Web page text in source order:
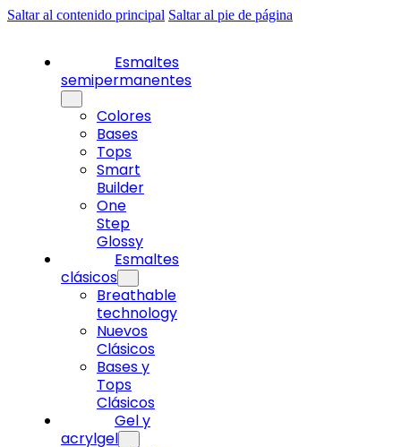
Saltar al contenido principal Saltar al pie de página
Esmaltes
semipermanentes
Colores
Bases
Tops
Smart
Builder
One
Step
Glossy
Esmaltes
clásicos
Breathable
technology
Nuevos
Clásicos
Bases y
Tops
Clásicos
Gel y
acrylgel